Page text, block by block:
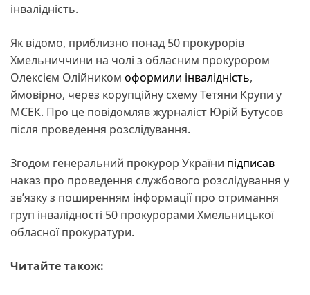
інвалідність.
Як відомо, приблизно понад 50 прокурорів
Хмельниччини на чолі з обласним прокурором
Олексієм Олійником оформили інвалідність,
ймовірно, через корупційну схему Тетяни Крупи у
МСЕК. Про це повідомляв журналіст Юрій Бутусов
після проведення розслідування.
Згодом генеральний прокурор України підписав
наказ про проведення службового розслідування у
зв’язку з поширенням інформації про отримання
груп інвалідності 50 прокурорами Хмельницької
обласної прокуратури.
Читайте також: